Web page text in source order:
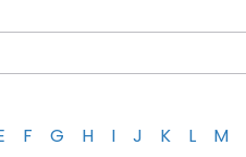
F G H I J K L M